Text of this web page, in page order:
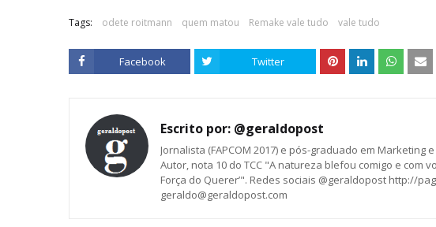
Tags: odete roitmann quem matou Remake vale tudo vale tudo
Facebook Twitter
Escrito por: @geraldopost
Jornalista (FAPCOM 2017) e pós-graduado em Marketing
Autor, nota 10 do TCC "A natureza blefou comigo e com
Força do Querer’". Redes sociais @geraldopost http://
geraldo@geraldopost.com